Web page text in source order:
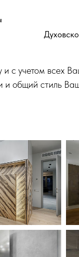
и с учетом всех
и общий стиль